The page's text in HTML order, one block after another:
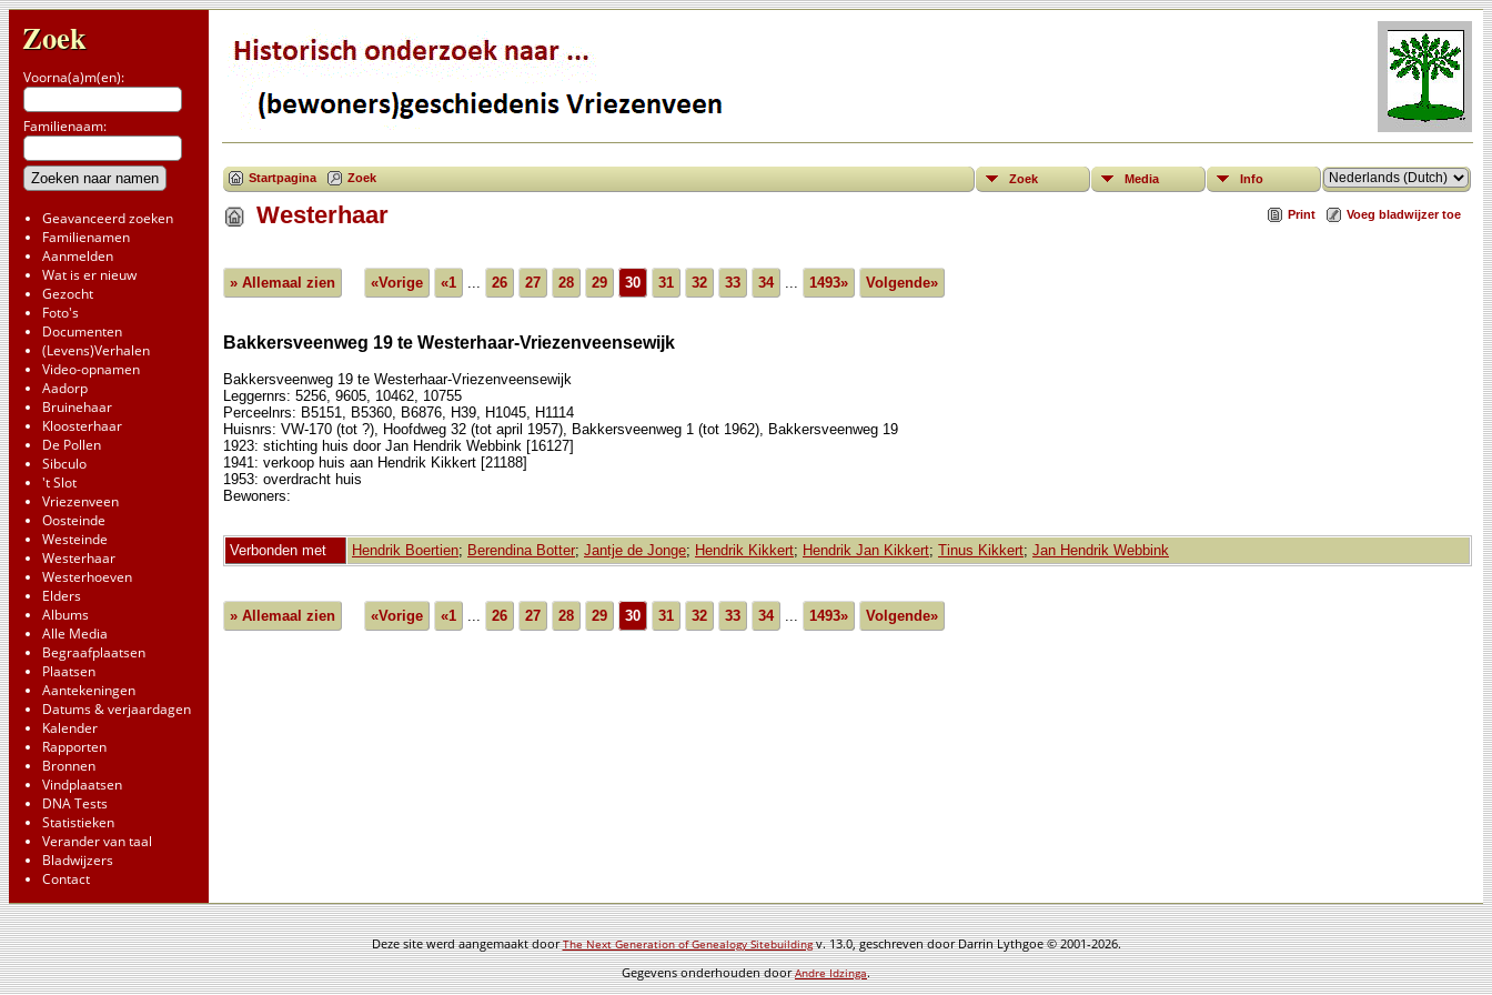
Zoek
Voorna(a)m(en):
Familienaam:
Geavanceerd zoeken
Familienamen
Aanmelden
Wat is er nieuw
Gezocht
Foto's
Documenten
(Levens)Verhalen
Video-opnamen
Aadorp
Bruinehaar
Kloosterhaar
De Pollen
Sibculo
't Slot
Vriezenveen
Oosteinde
Westeinde
Westerhaar
Westerhoeven
Elders
Albums
Alle Media
Begraafplaatsen
Plaatsen
Aantekeningen
Datums & verjaardagen
Kalender
Rapporten
Bronnen
Vindplaatsen
DNA Tests
Statistieken
Verander van taal
Bladwijzers
Contact
Startpagina Zoek Zoek Media Info
Print Voeg bladwijzer toe
Westerhaar
» Allemaal zien «Vorige «1 ... 26 27 28 29 30 31 32 33 34 ... 1493» Volgende»
Bakkersveenweg 19 te Westerhaar-Vriezenveensewijk
Bakkersveenweg 19 te Westerhaar-Vriezenveensewijk
Leggernrs: 5256, 9605, 10462, 10755
Perceelnrs: B5151, B5360, B6876, H39, H1045, H1114
Huisnrs: VW-170 (tot ?), Hoofdweg 32 (tot april 1957), Bakkersveenweg 1 (tot 1962), Bakkersveenweg 19
1923: stichting huis door Jan Hendrik Webbink [16127]
1941: verkoop huis aan Hendrik Kikkert [21188]
1953: overdracht huis
Bewoners:
Verbonden met Hendrik Boertien; Berendina Botter; Jantje de Jonge; Hendrik Kikkert; Hendrik Jan Kikkert; Tinus Kikkert; Jan Hendrik Webbink
» Allemaal zien «Vorige «1 ... 26 27 28 29 30 31 32 33 34 ... 1493» Volgende»
Deze site werd aangemaakt doorThe Next Generation of Genealogy Sitebuildingv. 13.0, geschreven door Darrin Lythgoe © 2001-2026.
Gegevens onderhouden doorAndre Idzinga.